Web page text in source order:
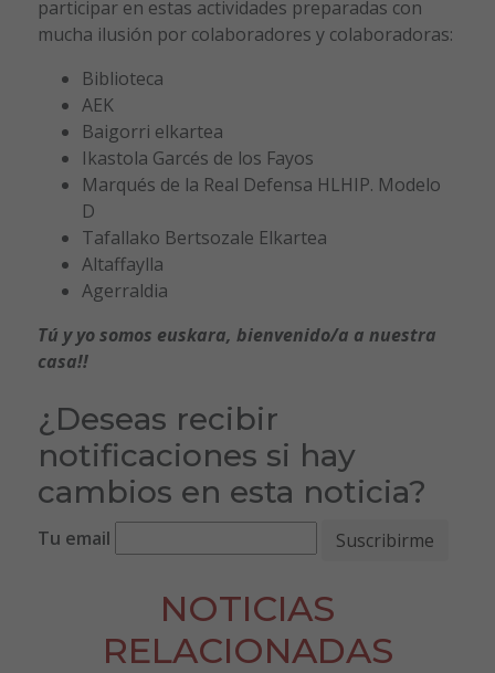
participar en estas actividades preparadas con
mucha ilusión por colaboradores y colaboradoras:
Biblioteca
AEK
Baigorri elkartea
Ikastola Garcés de los Fayos
Marqués de la Real Defensa HLHIP. Modelo
D
Tafallako Bertsozale Elkartea
Altaffaylla
Agerraldia
Tú y yo somos euskara, bienvenido/a a nuestra
casa!!
¿Deseas recibir
notificaciones si hay
cambios en esta noticia?
Tu email
NOTICIAS
RELACIONADAS